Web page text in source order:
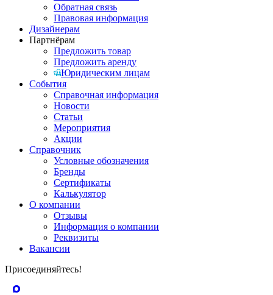
Обратная связь
Правовая информация
Дизайнерам
Партнёрам
Предложить товар
Предложить аренду
Юридическим лицам
События
Справочная информация
Новости
Статьи
Мероприятия
Акции
Справочник
Условные обозначения
Бренды
Сертификаты
Калькулятор
О компании
Отзывы
Информация о компании
Реквизиты
Вакансии
Присоединяйтесь!